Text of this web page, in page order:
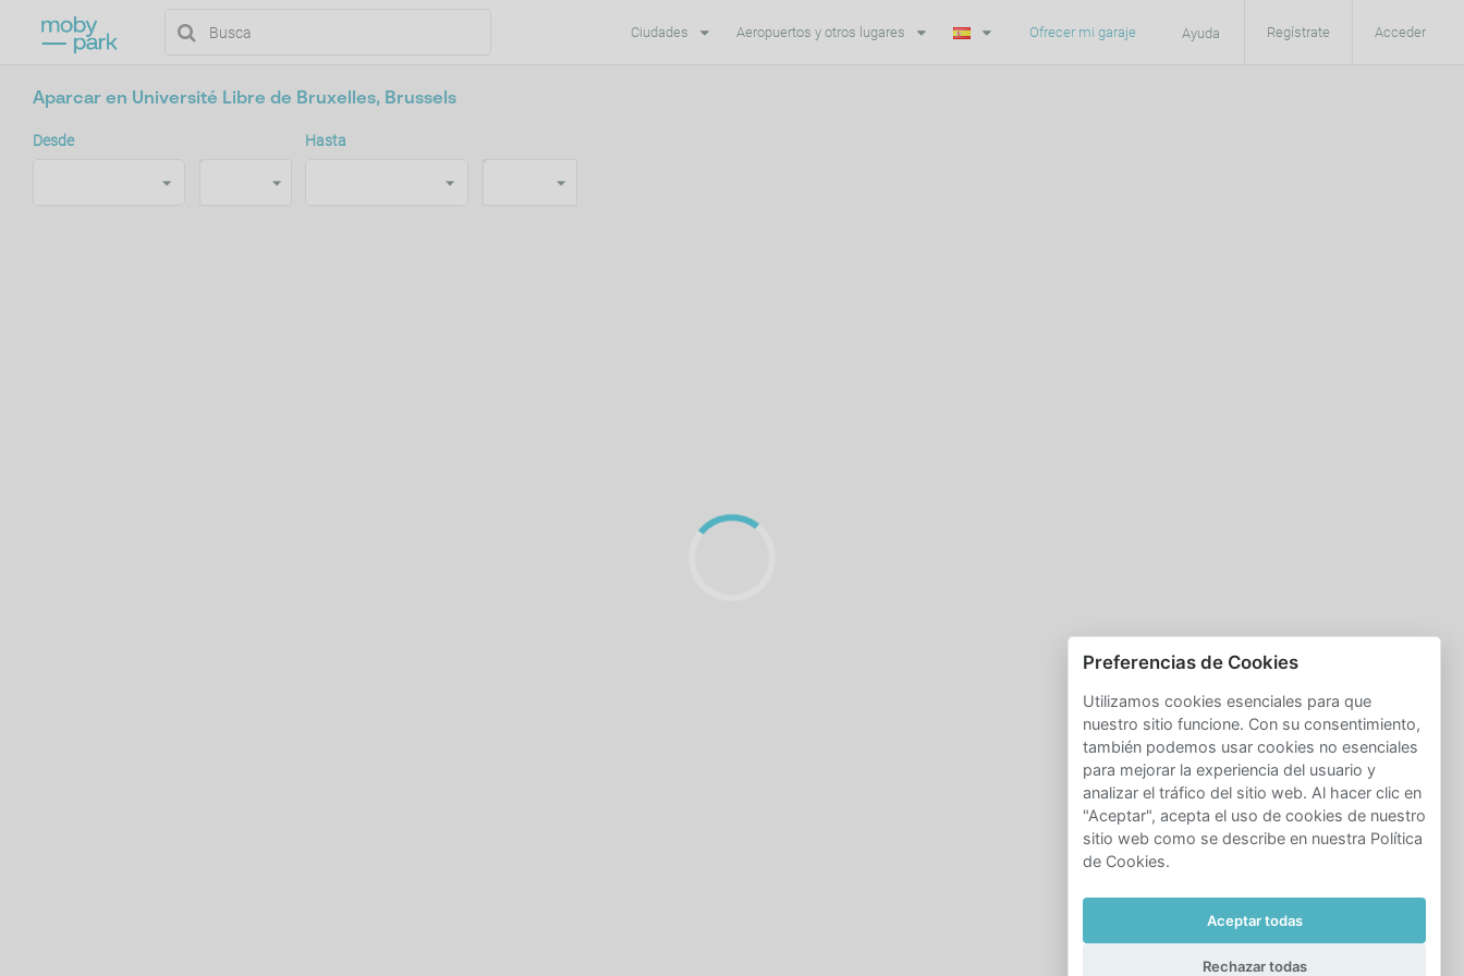
Ofrecer mi garaje Ayuda Regístrate Acceder
Ciudades Aeropuertos y otros lugares
Aparcar en Université Libre de Bruxelles, Brussels
Desde Hasta
Preferencias de Cookies
Utilizamos cookies esenciales para que
nuestro sitio funcione. Con su consentimiento,
también podemos usar cookies no esenciales
para mejorar la experiencia del usuario y
analizar el tráfico del sitio web. Al hacer clic en
"Aceptar", acepta el uso de cookies de nuestro
sitio web como se describe en nuestra Política
de Cookies.
Aceptar todas
Rechazar todas